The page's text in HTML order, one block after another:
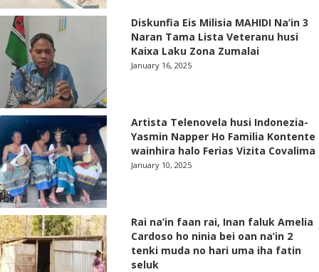
Diskunfia Eis Milisia MAHIDI Na’in 3
Naran Tama Lista Veteranu husi
Kaixa Laku Zona Zumalai
January 16, 2025
Artista Telenovela husi Indonezia-
Yasmin Napper Ho Familia Kontente
wainhira halo Ferias Vizita Covalima
January 10, 2025
Rai na’in faan rai, Inan faluk Amelia
Cardoso ho ninia bei oan na’in 2
tenki muda no hari uma iha fatin
seluk